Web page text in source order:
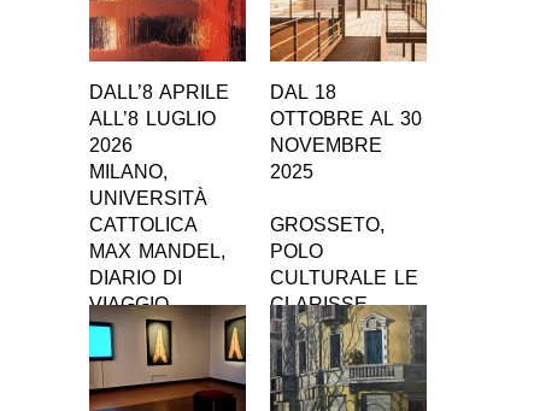
DALL’8 APRILE
ALL’8 LUGLIO
2026
MILANO,
UNIVERSITÀ
CATTOLICA
MAX MANDEL,
DIARIO DI
VIAGGIO
DAL 18
OTTOBRE AL 30
NOVEMBRE
2025
GROSSETO,
POLO
CULTURALE LE
CLARISSE
EDOARDO
MILESI. ABITARE
LA VITA.